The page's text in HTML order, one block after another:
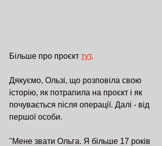
Більше про проєкт тут.
Дякуємо, Ользі, що розповіла свою
історію, як потрапила на проєкт і як
почувається після операції. Далі - від
першої особи.
"Мене звати Ольга. Я більше 17 років